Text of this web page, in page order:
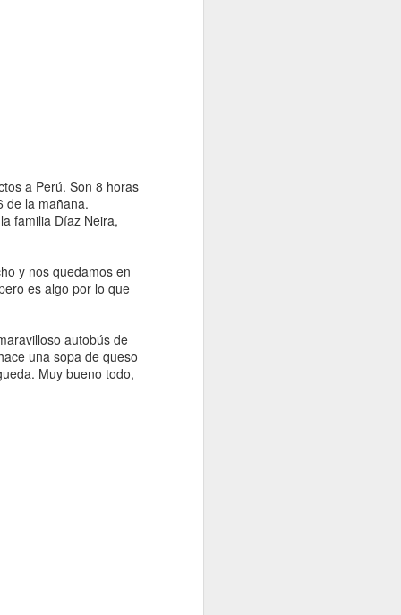
a Perú. Son 8 horas
de la mañana.
familia Díaz Neira,
y nos quedamos en
es algo por lo que
autobús de
una sopa de queso
Muy bueno todo,